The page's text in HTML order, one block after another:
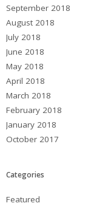
September 2018
August 2018
July 2018
June 2018
May 2018
April 2018
March 2018
February 2018
January 2018
October 2017
Categories
Featured